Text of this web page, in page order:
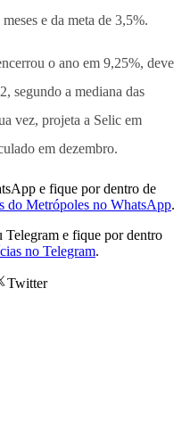
e da meta de 3,5%.
o ano em 9,25%, deve
segundo a mediana das
vez, projeta a Selic em
em dezembro.
e fique por dentro de
do Metrópoles no WhatsApp.
Telegram e fique por dentro
no Telegram.
Twitter